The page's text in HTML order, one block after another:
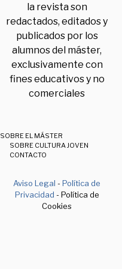
la revista son
redactados, editados y
publicados por los
alumnos del máster,
exclusivamente con
fines educativos y no
comerciales
SOBRE EL MÁSTER
SOBRE CULTURA JOVEN
CONTACTO
Aviso Legal -Política de
Privacidad - Política de
Cookies